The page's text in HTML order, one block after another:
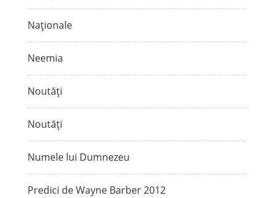
Naționale
Neemia
Noutăți
Noutăți
Numele lui Dumnezeu
Predici de Wayne Barber 2012